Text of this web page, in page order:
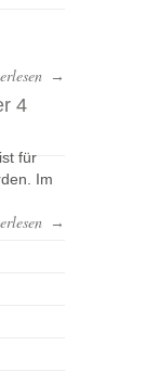
→
4
für
Im
→